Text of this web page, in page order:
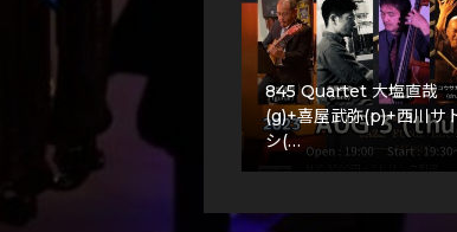
845 Quartet 大塩直哉
(g)+喜屋武弥(p)+西川サ
シ(…